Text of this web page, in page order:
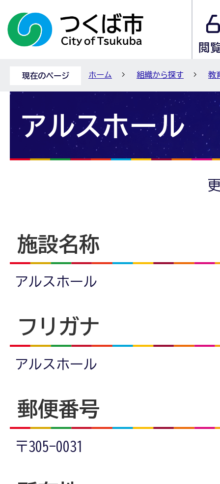
現在のページ ホーム 組織から探す 教
アルスホール
施設名称
アルスホール
フリガナ
アルスホール
郵便番号
〒305-0031